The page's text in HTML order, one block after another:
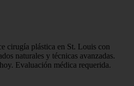
cirugía plástica en St. Louis con
naturales y técnicas avanzadas.
Evaluación médica requerida.